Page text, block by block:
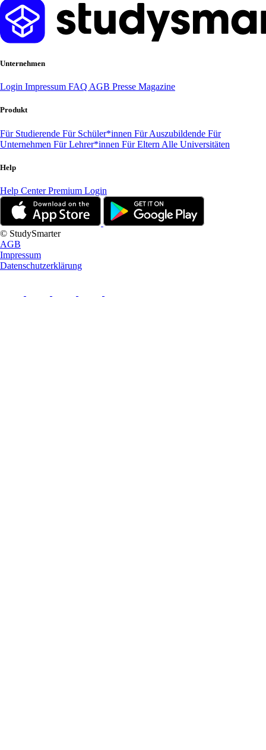
Unternehmen
Login Impressum FAQ AGB Presse Magazine
Produkt
Für Studierende Für Schüler*innen Für Auszubildende Für
Unternehmen Für Lehrer*innen Für Eltern Alle Universitäten
Help
Help CenterPremium Login
© StudySmarter
AGB
Impressum
Datenschutzerklärung